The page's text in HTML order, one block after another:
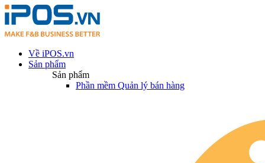
Về iPOS.vn
Sản phẩm
Sản phẩm
Phần mềm Quản lý bán hàng